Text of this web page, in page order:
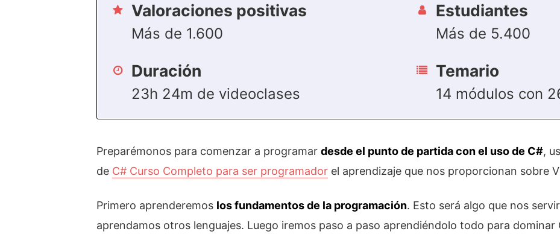
Valoraciones positivas
Más de 1.600
Duración
23h 24m de videoclases
Estudiantes
Más de 5.400
Temario
14 módulos con
Preparémonos para comenzar a programar desde el punto de partida con el uso de C#,
de C# Curso Completo para ser programador el aprendizaje que nos proporcionan sobre
Primero aprenderemos los fundamentos de la programación. Esto será algo que nos
aprendamos otros lenguajes. Luego iremos paso a paso aprendiéndolo todo para dominar